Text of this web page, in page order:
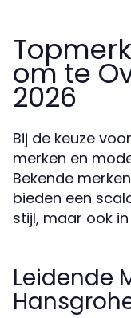
om te
2026
Bij de keuze
merken en
Bekende
bieden een
stijl, maar ook
Leidende